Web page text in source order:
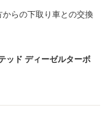
らの下取り車との交換
ッド ディーゼルターボ